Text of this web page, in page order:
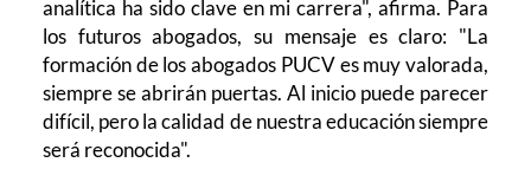
analítica ha sido clave en mi carrera", afirma. Para
los futuros abogados, su mensaje es claro: "La
formación de los abogados PUCV es muy valorada,
siempre se abrirán puertas. Al inicio puede parecer
difícil, pero la calidad de nuestra educación siempre
será reconocida".